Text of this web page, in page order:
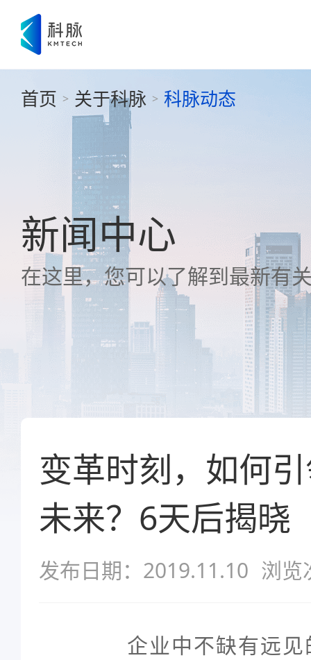
首页 > 关于科脉 > 科脉动态
新闻中心
在这里，您可以了解到最新有
变革时刻，如何
未来？6天后揭晓
发布日期：2019.11.10 浏览
企业中不缺有远